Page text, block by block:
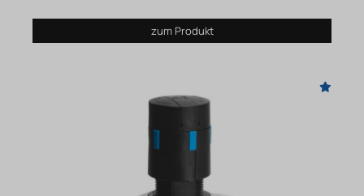
zum Produkt